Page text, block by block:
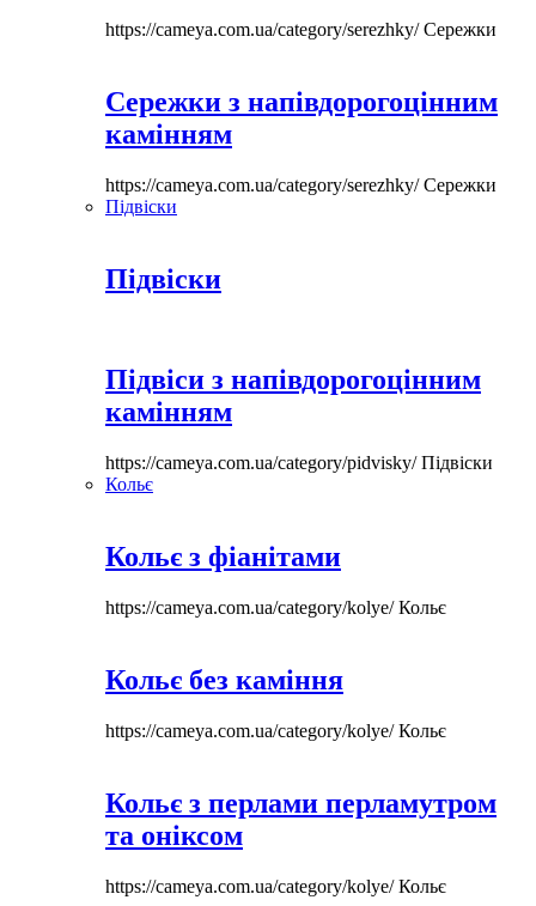
https://cameya.com.ua/category/serezhky/Сережки
Сережки з напівдорогоцінним
камінням
https://cameya.com.ua/category/serezhky/Сережки
Підвіски
Підвіски
Підвіси з напівдорогоцінним
камінням
https://cameya.com.ua/category/pidvisky/Підвіски
Кольє
Кольє з фіанітами
https://cameya.com.ua/category/kolye/Кольє
Кольє без каміння
https://cameya.com.ua/category/kolye/Кольє
Кольє з перлами перламутром
та оніксом
https://cameya.com.ua/category/kolye/Кольє